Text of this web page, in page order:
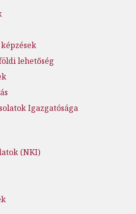
lehetőség
Igazgatósága
(NKI)